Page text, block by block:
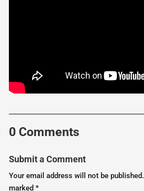
0 Comments
Submit a Comment
Your email address will not be published.
marked *